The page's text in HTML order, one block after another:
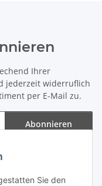
Sie den
Ihrer
jederzeit widerruflich
per E-Mail zu.
Abonnieren